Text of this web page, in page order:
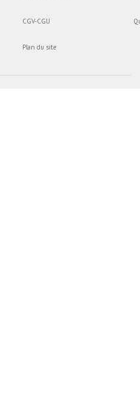
CGV-CGU
Plan du site